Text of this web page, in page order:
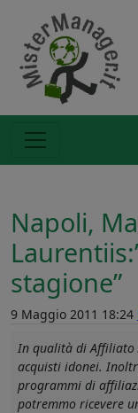
Napoli,
stagione”
9 Maggio 2011 18:24
In qualità di Affiliato
acquisti idonei.
programmi di
potremmo ricevere